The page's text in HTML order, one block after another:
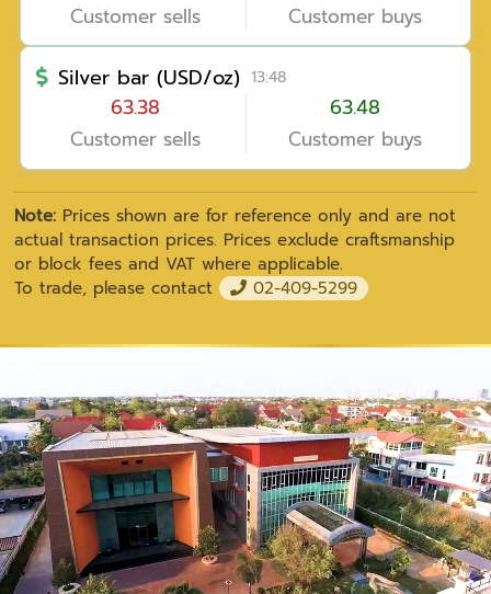
Customer sells
Customer buys
Silver bar (USD/oz) 13:48
63.38
Customer sells
63.48
Customer buys
Note: Prices shown are for reference only and are not
actual transaction prices. Prices exclude craftsmanship
or block fees and VAT where applicable.
To trade, please contact
02-409-5299